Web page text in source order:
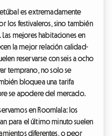
es extremadamente
los festivaleros, sino también
mejores habitaciones en
la mejor relación calidad-
reservarse con seis a ocho
temprano, no solo se
bloquea una tarifa
se apodere del mercado.
en Roomlala: los
para el último minuto suelen
diferentes, o peor